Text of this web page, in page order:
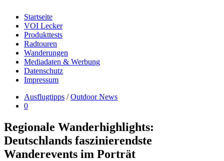
Startseite
VOI Lecker
Produkttests
Radtouren
Wanderungen
Mediadaten & Werbung
Datenschutz
Impressum
Ausflugtipps / Outdoor News
0
Regionale Wanderhighlights:
Deutschlands faszinierendste
Wanderevents im Porträt